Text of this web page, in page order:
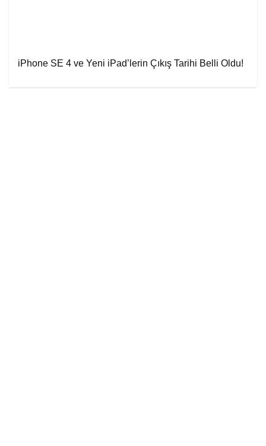
iPhone SE 4 ve Yeni iPad’lerin Çıkış Tarihi Belli Oldu!